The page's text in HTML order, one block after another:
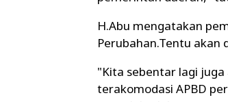
H.Abu mengatakan
Perubahan.Tentu
"Kita sebentar lagi
terakomodasi APBD